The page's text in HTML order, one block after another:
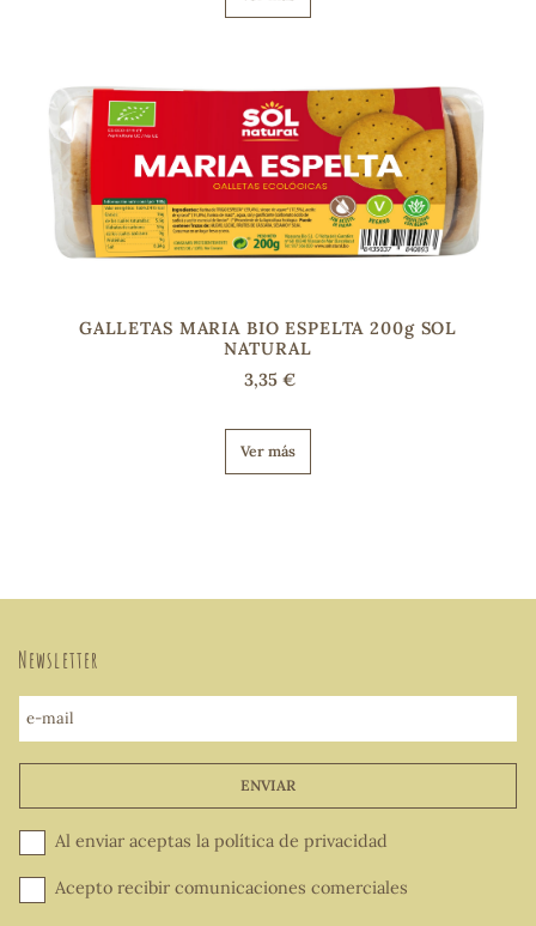
GALLETAS MARIA BIO ESPELTA 200g SOL
NATURAL
3,35 €
Ver más
Newsletter
e-mail
ENVIAR
Al enviar aceptas la política de privacidad
Acepto recibir comunicaciones comerciales